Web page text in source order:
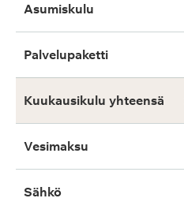
Asumiskulu
Palvelupaketti
Kuukausikulu yhteensä
Vesimaksu
Sähkö